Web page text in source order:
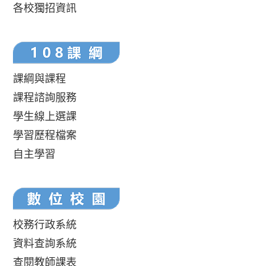
各校獨招資訊
課綱與課程
課程諮詢服務
學生線上選課
學習歷程檔案
自主學習
校務行政系統
資料查詢系統
查閱教師課表